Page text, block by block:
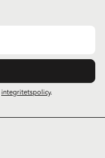
integritetspolicy.